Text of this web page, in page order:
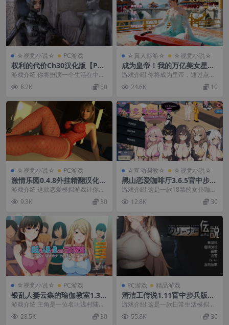
☆视觉小说☆ PC游戏
权利的代价Ch30汉化版【PC
+安卓+欧美SLG】/权力的价
格/Price of Power CH【12
G】
游戏介绍 你将扮演一个生活在中世
纪世界文明边缘小村庄的年轻人
（默认为迈克尔)他...
8.2K 50
☆真人影游☆ ☆视觉小说☆
成为皇帝！我的万亿美女星球
帝国/Become Emperor! My
Trillion Beauties Planet Em
pire
游戏介绍 你将成为皇帝，通过点击
不同选择推进剧情，纯享自己的万
亿美女星球帝国！在...
24.6K 10
☆视觉小说☆ PC游戏
激情乐园0.4.8外挂精翻汉化版
【PC+安卓模拟器+欧美SLG/4
K高清/神级建模】/Passions
Playground【7.53G】
游戏介绍 这款恋爱模拟游戏让你掌
握主动权，跟随主角的人生轨迹，
做出影响他命运的选...
9.3K 30
☆互动调教☆ ☆视觉小说☆
黑山恋爱咖啡厅3.6.5官中步兵
版【PC+安卓模拟器+模拟经营
SLG/互动养成/精品沙盒+存
档】/Love Cafe【1.82G】
游戏介绍 这是一款18禁的女仆咖啡
厅模拟经营游戏。 您将扮演一名女
仆咖啡厅的店长...
12.8K 30
☆视觉小说☆ PC游戏
银乱人妻云集的瑜伽教室1.3官
方中文版【PC+拔作ADV/NT
R/新作】/Horny Wives' Yog
a Class【1G】
游戏介绍 主角是一位名叫浅村陆久
的大学生，临时顶替亲戚的工作，
担任瑜伽教室的代课...
28.5K 30
PC游戏 精品游戏
清洁工传说1.11官中步兵版
【PC+日系SLG+全CG存档+新
结局存档】/清掃員伝説/三し
ょく工房/Cleaner Densetsu
游戏介绍 这是一款日常生活模拟游
戏，您可以自由探索城市并与城市
居民互动。 这是一...
55.8K 30